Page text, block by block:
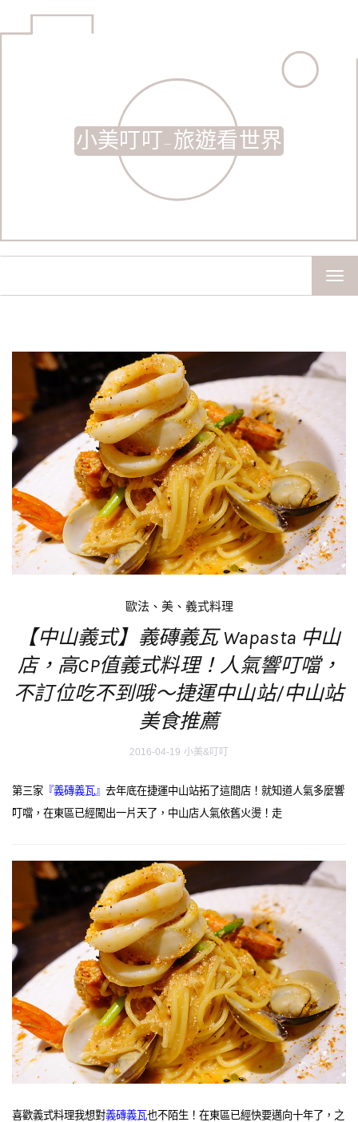
小美叮叮-旅遊看世界
歐法、美、義式料理
【中山義式】義磚義瓦 Wapasta 中山
店，高CP值義式料理！人氣響叮噹，
不訂位吃不到哦～捷運中山站/中山站
美食推薦
2016-04-19 小美&叮叮
第三家 『義磚義瓦』 去年底在捷運中山站拓了這間店！就知道人氣多麼響
叮噹，在東區已經闖出一片天了，中山店人氣依舊火燙！走
喜歡義式料理我想對義磚義瓦也不陌生！在東區已經快要邁向十年了，之